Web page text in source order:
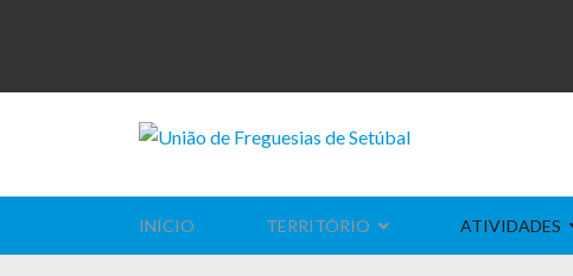
INÍCIO TERRITÓRIO ATIVIDADES